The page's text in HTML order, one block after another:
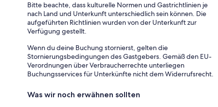
Bitte beachte, dass kulturelle Normen und Gastrichtlinien je
nach Land und Unterkunft unterschiedlich sein können. Die
aufgeführten Richtlinien wurden von der Unterkunft zur
Verfügung gestellt.
Wenn du deine Buchung stornierst, gelten die
Stornierungsbedingungen des Gastgebers. Gemäß den EU-
Verordnungen über Verbraucherrechte unterliegen
Buchungsservices für Unterkünfte nicht dem Widerrufsrecht.
Was wir noch erwähnen sollten